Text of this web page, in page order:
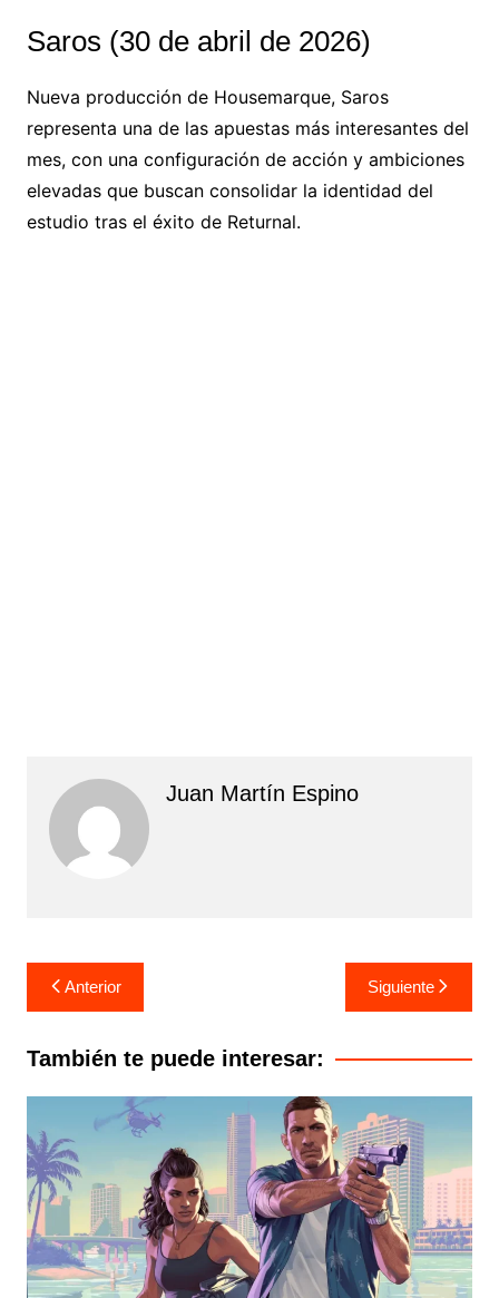
Saros (30 de abril de 2026)
Nueva producción de Housemarque, Saros
representa una de las apuestas más interesantes del
mes, con una configuración de acción y ambiciones
elevadas que buscan consolidar la identidad del
estudio tras el éxito de Returnal.
Juan Martín Espino
Navegación
de
entradas
Anterior Siguiente
También te puede interesar: